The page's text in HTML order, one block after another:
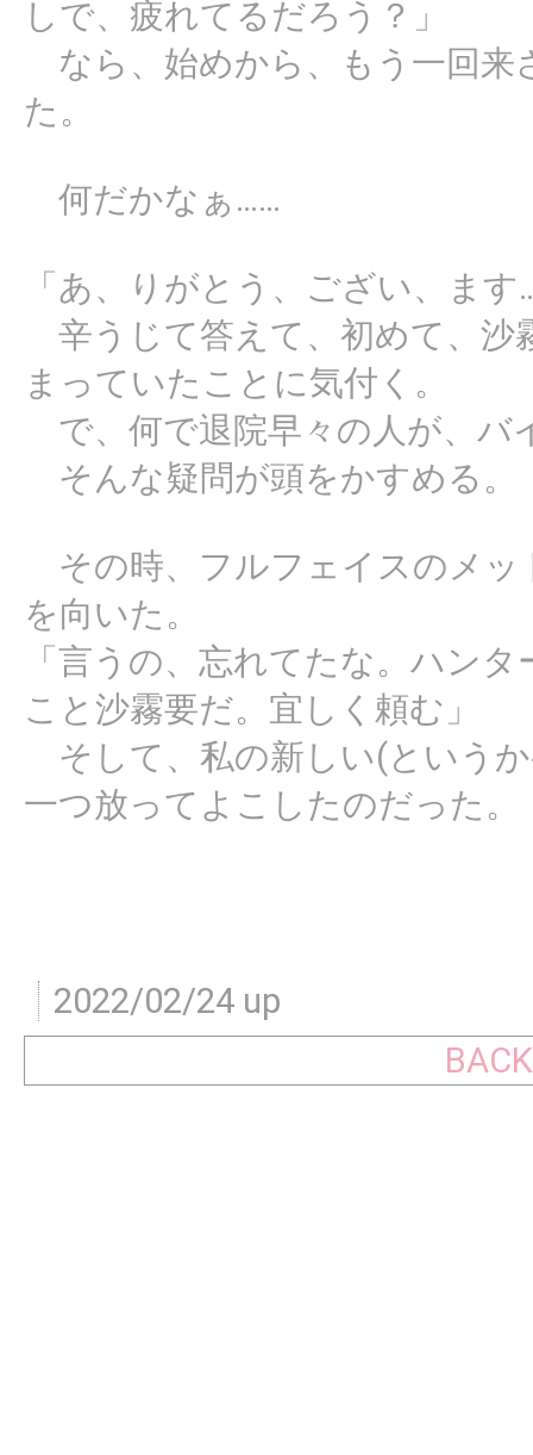
しで、疲れてるだろう？」
なら、始めから、もう一回来
た。
何だかなぁ……
「あ、りがとう、ござい、ま
辛うじて答えて、初めて、沙
まっていたことに気付く。
で、何で退院早々の人が、バ
そんな疑問が頭をかすめる。
その時、フルフェイスのメッ
を向いた。
「言うの、忘れてたな。ハン
こと沙霧要だ。宜しく頼む」
そして、私の新しい(という
一つ放ってよこしたのだった。
2022/02/24 up
BACK